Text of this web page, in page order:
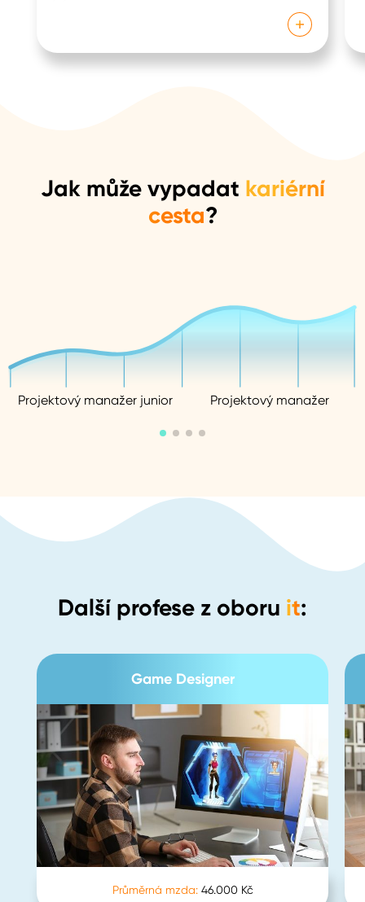
Jak může vypadat kariérní
cesta?
Projektový manažer junior Projektový manažer
Další profese z oboru it:
Game Designer
Průměrná mzda: 46.000 Kč